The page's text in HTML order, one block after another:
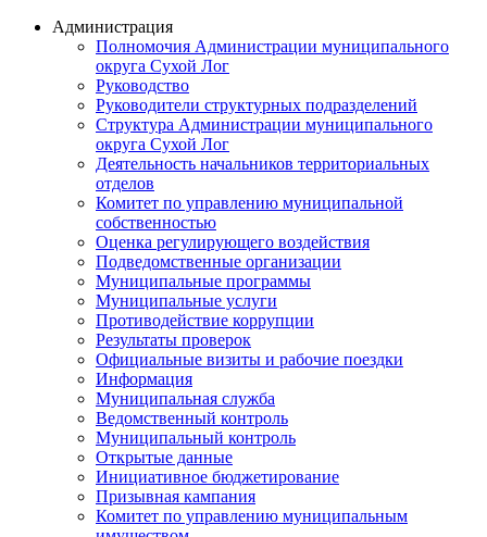
Администрация
Полномочия Администрации муниципального
округа Сухой Лог
Руководство
Руководители структурных подразделений
Структура Администрации муниципального
округа Сухой Лог
Деятельность начальников территориальных
отделов
Комитет по управлению муниципальной
собственностью
Оценка регулирующего воздействия
Подведомственные организации
Муниципальные программы
Муниципальные услуги
Противодействие коррупции
Результаты проверок
Официальные визиты и рабочие поездки
Информация
Муниципальная служба
Ведомственный контроль
Муниципальный контроль
Открытые данные
Инициативное бюджетирование
Призывная кампания
Комитет по управлению муниципальным